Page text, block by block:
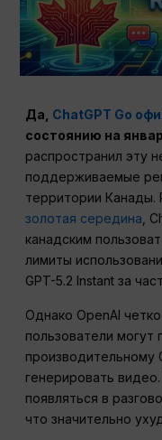
Да, ChatGPT Go
состоянию на
распространил эту
поддерживаемые
территории Канады.
золотая середина ,
канадским
лимиты
GPT-5.2 Instant за
Однако OpenAI
пользователи могут
производительному
генерировать
появляться в
что значительно